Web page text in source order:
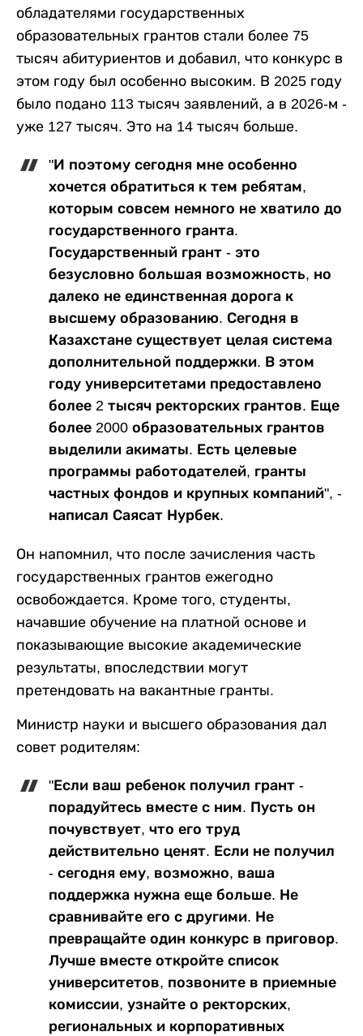
обладателями государственных
образовательных грантов стали более 75
тысяч абитуриентов и добавил, что конкурс в
этом году был особенно высоким. В 2025 году
было подано 113 тысяч заявлений, а в 2026-м -
уже 127 тысяч. Это на 14 тысяч больше.
"И поэтому сегодня мне особенно
хочется обратиться к тем ребятам,
которым совсем немного не хватило до
государственного гранта.
Государственный грант - это
безусловно большая возможность, но
далеко не единственная дорога к
высшему образованию. Сегодня в
Казахстане существует целая система
дополнительной поддержки. В этом
году университетами предоставлено
более 2 тысяч ректорских грантов. Еще
более 2000 образовательных грантов
выделили акиматы. Есть целевые
программы работодателей, гранты
частных фондов и крупных компаний", -
написал Саясат Нурбек.
Он напомнил, что после зачисления часть
государственных грантов ежегодно
освобождается. Кроме того, студенты,
начавшие обучение на платной основе и
показывающие высокие академические
результаты, впоследствии могут
претендовать на вакантные гранты.
Министр науки и высшего образования дал
совет родителям:
"Если ваш ребенок получил грант -
порадуйтесь вместе с ним. Пусть он
почувствует, что его труд
действительно ценят. Если не получил
- сегодня ему, возможно, ваша
поддержка нужна еще больше. Не
сравнивайте его с другими. Не
превращайте один конкурс в приговор.
Лучше вместе откройте список
университетов, позвоните в приемные
комиссии, узнайте о ректорских,
региональных и корпоративных